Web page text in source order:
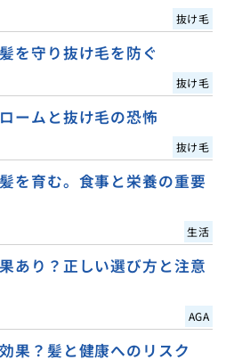
抜け毛
を守り抜け毛を防ぐ
抜け毛
ームと抜け毛の恐怖
抜け毛
を育む。食事と栄養の重要
生活
あり？正しい選び方と注意
AGA
果？髪と健康へのリスク